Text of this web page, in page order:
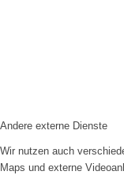
Andere externe Dienste
Wir nutzen auch
Maps und externe